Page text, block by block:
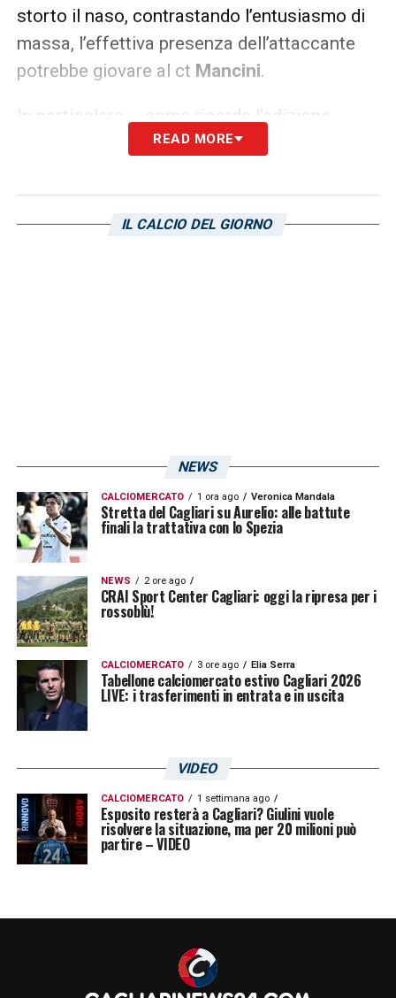
storto il naso, contrastando l’entusiasmo di
massa, l’effettiva presenza dell’attaccante
potrebbe giovare al ct Mancini.
In particolare – come ricorda l’edizione
Corriere dello Sport
collezionato solo una decine di presenze nel
Brasile U17.
READ MORE
IL CALCIO DEL GIORNO
NEWS
CALCIOMERCATO 1 ora ago Veronica Mandala
Stretta del Cagliari su Aurelio: alle battute
finali la trattativa con lo Spezia
NEWS 2 ore ago
CRAI Sport Center Cagliari: oggi la ripresa per i
rossoblù!
CALCIOMERCATO 3 ore ago Elia Serra
Tabellone calciomercato estivo Cagliari 2026
LIVE: i trasferimenti in entrata e in uscita
VIDEO
CALCIOMERCATO 1 settimana ago
Esposito resterà a Cagliari? Giulini vuole
risolvere la situazione, ma per 20 milioni può
partire – VIDEO